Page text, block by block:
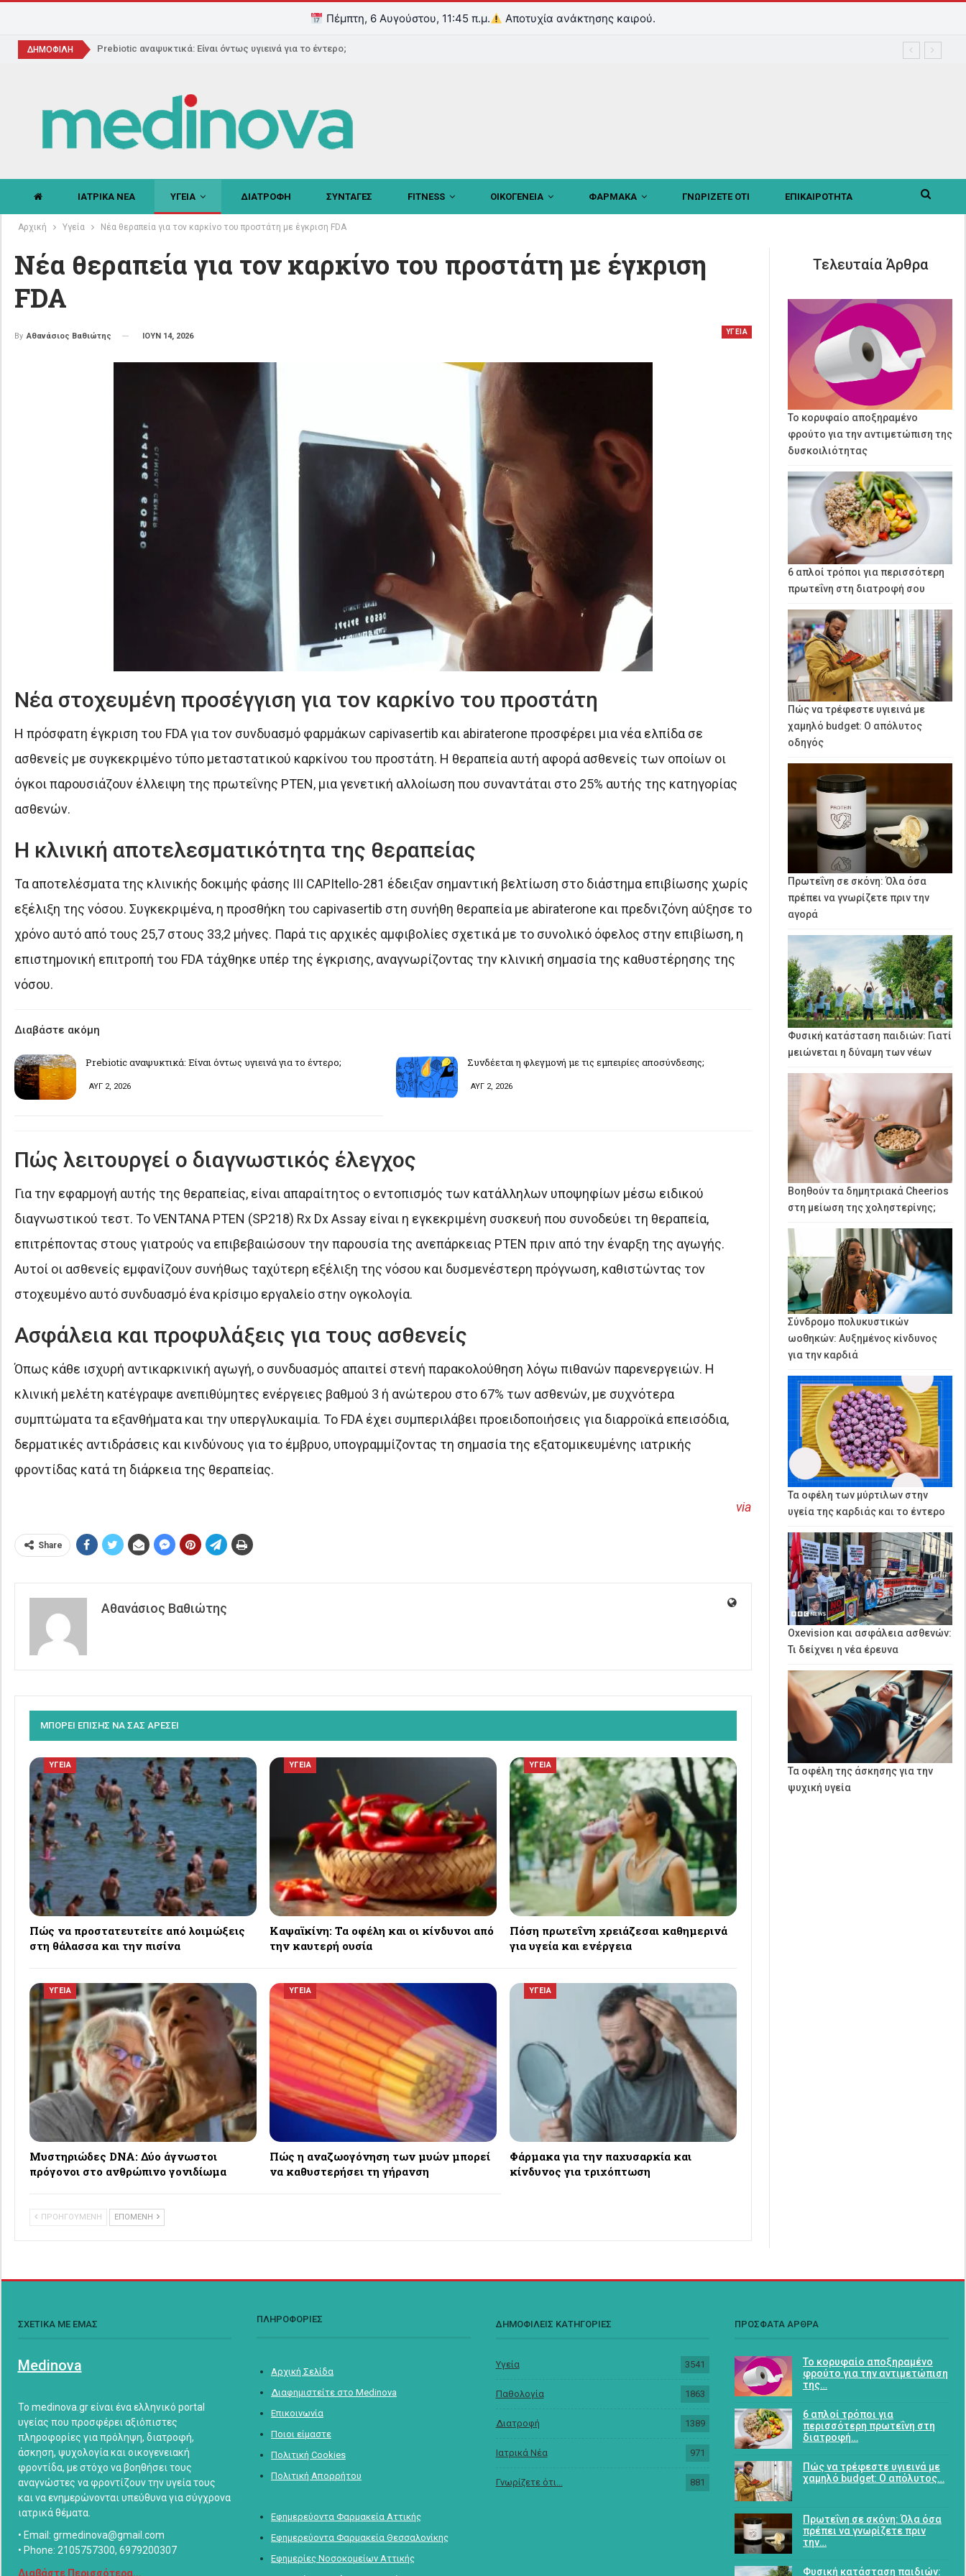
Πέμπτη, 6 Αυγούστου, 11:45 π.μ. Αποτυχία ανάκτησης καιρού.
ΔΗΜΟΦΙΛΗ Prebiotic αναψυκτικά: Είναι όντως υγιεινά για το έντερο;
ΙΑΤΡΙΚΑ ΝΕΑ ΥΓΕΙΑ ΔΙΑΤΡΟΦΗ ΣΥΝΤΑΓΕΣ FITNESS ΟΙΚΟΓΕΝΕΙΑ ΦΑΡΜΑΚΑ ΓΝΩΡΙΖΕΤΕ ΟΤΙ ΕΠΙΚΑΙΡΟΤΗΤΑ
Αρχική Υγεία Νέα θεραπεία για τον καρκίνο του προστάτη με έγκριση FDA
Νέα θεραπεία για τον καρκίνο του προστάτη με έγκριση
FDA
ΥΓΕΙΑ
By Αθανάσιος Βαθιώτης ΙΟΥΝ 14, 2026
Νέα στοχευμένη προσέγγιση για τον καρκίνο του προστάτη
Η πρόσφατη έγκριση του FDA για τον συνδυασμό φαρμάκων capivasertib και abiraterone προσφέρει μια νέα ελπίδα σε
ασθενείς με συγκεκριμένο τύπο μεταστατικού καρκίνου του προστάτη. Η θεραπεία αυτή αφορά ασθενείς των οποίων οι
όγκοι παρουσιάζουν έλλειψη της πρωτεΐνης PTEN, μια γενετική αλλοίωση που συναντάται στο 25% αυτής της κατηγορίας
ασθενών.
Η κλινική αποτελεσματικότητα της θεραπείας
Τα αποτελέσματα της κλινικής δοκιμής φάσης ΙΙΙ CAPItello-281 έδειξαν σημαντική βελτίωση στο διάστημα επιβίωσης χωρίς
εξέλιξη της νόσου. Συγκεκριμένα, η προσθήκη του capivasertib στη συνήθη θεραπεία με abiraterone και πρεδνιζόνη αύξησε το
χρόνο αυτό από τους 25,7 στους 33,2 μήνες. Παρά τις αρχικές αμφιβολίες σχετικά με το συνολικό όφελος στην επιβίωση, η
επιστημονική επιτροπή του FDA τάχθηκε υπέρ της έγκρισης, αναγνωρίζοντας την κλινική σημασία της καθυστέρησης της
νόσου.
Διαβάστε ακόμη
Prebiotic αναψυκτικά: Είναι όντως υγιεινά για το έντερο;
ΑΥΓ 2, 2026
Συνδέεται η φλεγμονή με τις εμπειρίες αποσύνδεσης;
ΑΥΓ 2, 2026
Πώς λειτουργεί ο διαγνωστικός έλεγχος
Για την εφαρμογή αυτής της θεραπείας, είναι απαραίτητος ο εντοπισμός των κατάλληλων υποψηφίων μέσω ειδικού
διαγνωστικού τεστ. Το VENTANA PTEN (SP218) Rx Dx Assay είναι η εγκεκριμένη συσκευή που συνοδεύει τη θεραπεία,
επιτρέποντας στους γιατρούς να επιβεβαιώσουν την παρουσία της ανεπάρκειας PTEN πριν από την έναρξη της αγωγής.
Αυτοί οι ασθενείς εμφανίζουν συνήθως ταχύτερη εξέλιξη της νόσου και δυσμενέστερη πρόγνωση, καθιστώντας τον
στοχευμένο αυτό συνδυασμό ένα κρίσιμο εργαλείο στην ογκολογία.
Ασφάλεια και προφυλάξεις για τους ασθενείς
Όπως κάθε ισχυρή αντικαρκινική αγωγή, ο συνδυασμός απαιτεί στενή παρακολούθηση λόγω πιθανών παρενεργειών. Η
κλινική μελέτη κατέγραψε ανεπιθύμητες ενέργειες βαθμού 3 ή ανώτερου στο 67% των ασθενών, με συχνότερα
συμπτώματα τα εξανθήματα και την υπεργλυκαιμία. Το FDA έχει συμπεριλάβει προειδοποιήσεις για διαρροϊκά επεισόδια,
δερματικές αντιδράσεις και κινδύνους για το έμβρυο, υπογραμμίζοντας τη σημασία της εξατομικευμένης ιατρικής
φροντίδας κατά τη διάρκεια της θεραπείας.
via
Share
Αθανάσιος Βαθιώτης
ΜΠΟΡΕΙ ΕΠΙΣΗΣ ΝΑ ΣΑΣ ΑΡΕΣΕΙ
ΥΓΕΙΑ
Πώς να προστατευτείτε από λοιμώξεις
στη θάλασσα και την πισίνα
ΥΓΕΙΑ
Καψαϊκίνη: Τα οφέλη και οι κίνδυνοι από
την καυτερή ουσία
ΥΓΕΙΑ
Πόση πρωτεΐνη χρειάζεσαι καθημερινά
για υγεία και ενέργεια
ΥΓΕΙΑ
Μυστηριώδες DNA: Δύο άγνωστοι
πρόγονοι στο ανθρώπινο γονιδίωμα
ΥΓΕΙΑ
Πώς η αναζωογόνηση των μυών μπορεί
να καθυστερήσει τη γήρανση
ΥΓΕΙΑ
Φάρμακα για την παχυσαρκία και
κίνδυνος για τριχόπτωση
ΠΡΟΗΓΟΥΜΕΝΗ ΕΠΟΜΕΝΗ
Τελευταία Άρθρα
Το κορυφαίο αποξηραμένο
φρούτο για την αντιμετώπιση της
δυσκοιλιότητας
6 απλοί τρόποι για περισσότερη
πρωτεΐνη στη διατροφή σου
Πώς να τρέφεστε υγιεινά με
χαμηλό budget: Ο απόλυτος
οδηγός
Πρωτεΐνη σε σκόνη: Όλα όσα
πρέπει να γνωρίζετε πριν την
αγορά
Φυσική κατάσταση παιδιών: Γιατί
μειώνεται η δύναμη των νέων
Βοηθούν τα δημητριακά Cheerios
στη μείωση της χοληστερίνης;
Σύνδρομο πολυκυστικών
ωοθηκών: Αυξημένος κίνδυνος
για την καρδιά
Τα οφέλη των μύρτιλων στην
υγεία της καρδιάς και το έντερο
Oxevision και ασφάλεια ασθενών:
Τι δείχνει η νέα έρευνα
Τα οφέλη της άσκησης για την
ψυχική υγεία
ΣΧΕΤΙΚΑ ΜΕ ΕΜΑΣ
Medinova
Το medinova.gr είναι ένα ελληνικό portal
υγείας που προσφέρει αξιόπιστες
πληροφορίες για πρόληψη, διατροφή,
άσκηση, ψυχολογία και οικογενειακή
φροντίδα, με στόχο να βοηθήσει τους
αναγνώστες να φροντίζουν την υγεία τους
και να ενημερώνονται υπεύθυνα για σύγχρονα
ιατρικά θέματα.
• Email: grmedinova@gmail.com
• Phone: 2105757300, 6979200307
Διαβάστε Περισσότερα...
ΠΛΗΡΟΦΟΡΙΕΣ
Αρχική Σελίδα
Διαφημιστείτε στο Medinova
Επικοινωνία
Ποιοι είμαστε
Πολιτική Cookies
Πολιτική Απορρήτου
Εφημερεύοντα Φαρμακεία Αττικής
Εφημερεύοντα Φαρμακεία Θεσσαλονίκης
Εφημερίες Νοσοκομείων Αττικής
ΔΗΜΟΦΙΛΕΙΣ ΚΑΤΗΓΟΡΙΕΣ
Υγεία 3541
Παθολογία 1863
Διατροφή 1389
Ιατρικά Νέα 971
Γνωρίζετε ότι... 881
ΠΡΟΣΦΑΤΑ ΑΡΘΡΑ
Το κορυφαίο αποξηραμένο
φρούτο για την αντιμετώπιση
της…
6 απλοί τρόποι για
περισσότερη πρωτεΐνη στη
διατροφή…
Πώς να τρέφεστε υγιεινά με
χαμηλό budget: Ο απόλυτος…
Πρωτεΐνη σε σκόνη: Όλα όσα
πρέπει να γνωρίζετε πριν
την…
Φυσική κατάσταση παιδιών: